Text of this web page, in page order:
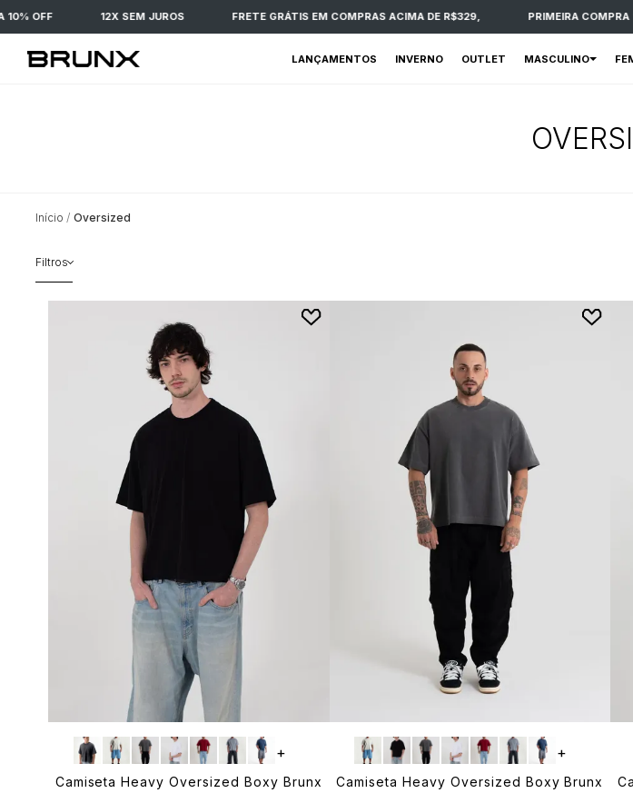
OFF 12X SEM JUROS FRETE GRÁTIS EM COMPRAS ACIMA DE R$329, PRIMEIRA COMPRA 10%
LANÇAMENTOS INVERNO OUTLET MASCULINO
Início Oversized
Filtros
Camiseta Heavy Oversized Boxy Brunx
+
Camiseta Heavy Oversized Boxy Brunx
+